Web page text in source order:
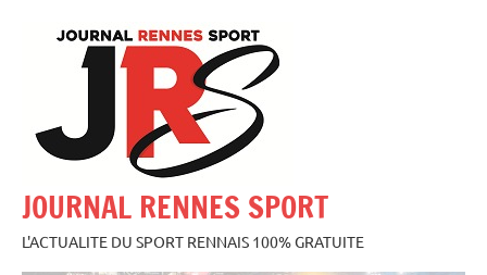
JOURNAL RENNES SPORT
L'ACTUALITE DU SPORT RENNAIS 100% GRATUITE